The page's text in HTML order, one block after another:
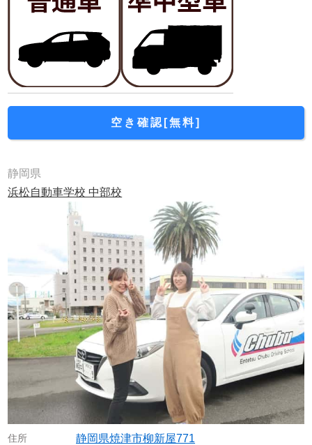
空き確認[無料]
静岡県
浜松自動車学校 中部校
静岡県焼津市柳新屋771